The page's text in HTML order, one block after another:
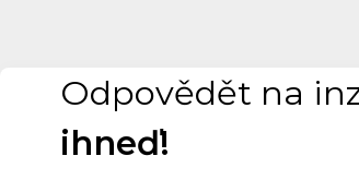
Odpovědět na
ihneď!